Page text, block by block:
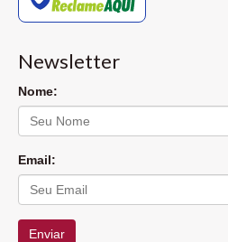
Newsletter
Nome:
Email:
Enviar